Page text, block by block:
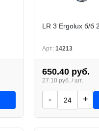
LR 3 Ergolux б/б
Арт: 14213
650.40 руб.
27.10 руб. / шт.
- +